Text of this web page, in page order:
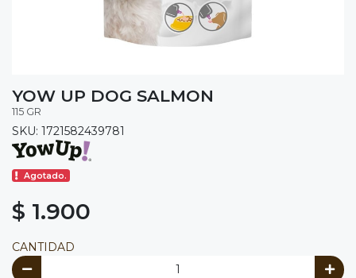
YOW UP DOG SALMON
115 GR
SKU: 1721582439781
Agotado.
$ 1.900
CANTIDAD